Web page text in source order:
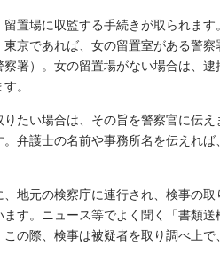
置場に収監する手続きが取られま
京であれば、女の留置室がある警察
署）。女の留置場がない場合は、
。
たい場合は、その旨を警察官に伝
弁護士の名前や事務所名を伝えれ
地元の検察庁に連行され、検事の
す。ニュース等でよく聞く「書類
の際、検事は被疑者を取り調べ上